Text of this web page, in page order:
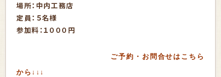
場所：中内工務店
定員：５名様
参加料：１０００円
ご予約・お問合せはこちら
から↓↓↓